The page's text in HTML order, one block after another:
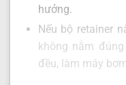
hưởng.
Nếu bộ retainer
không nằm
đều, làm máy